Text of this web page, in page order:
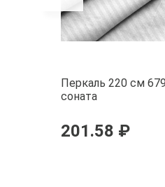
Перкаль 220 см
соната
201.58 ₽